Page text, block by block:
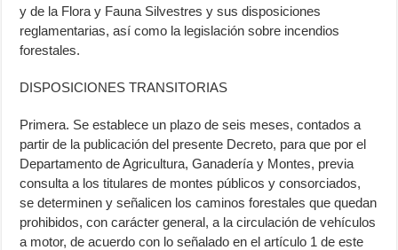
y de la Flora y Fauna Silvestres y sus disposiciones
reglamentarias, así como la legislación sobre incendios
forestales.
DISPOSICIONES TRANSITORIAS
Primera. Se establece un plazo de seis meses, contados a
partir de la publicación del presente Decreto, para que por el
Departamento de Agricultura, Ganadería y Montes, previa
consulta a los titulares de montes públicos y consorciados,
se determinen y señalicen los caminos forestales que quedan
prohibidos, con carácter general, a la circulación de vehículos
a motor, de acuerdo con lo señalado en el artículo 1 de este